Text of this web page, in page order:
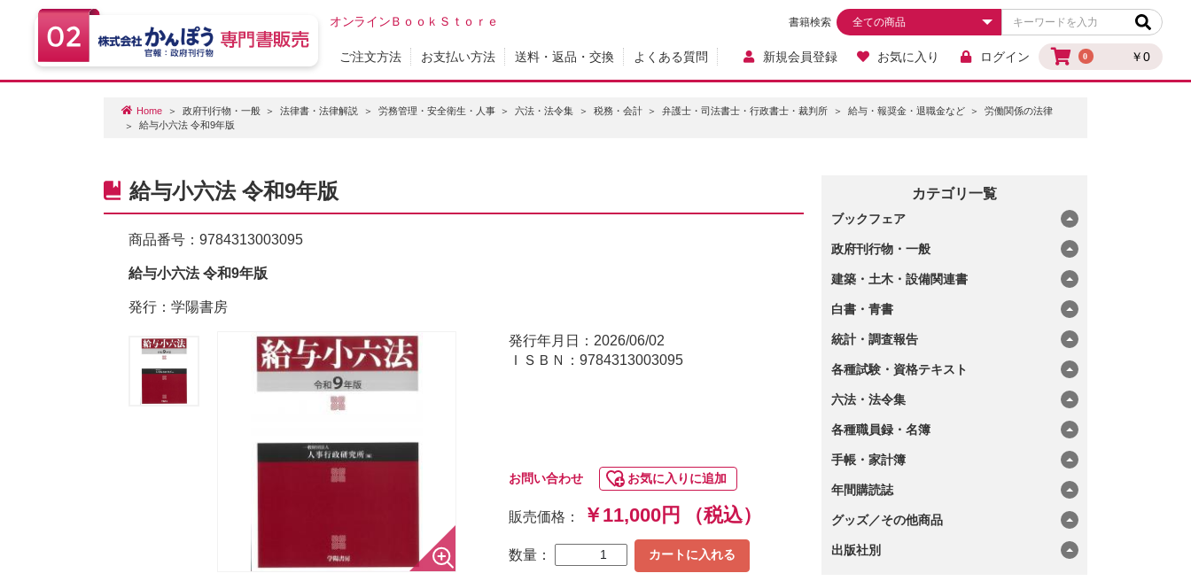
オンラインＢｏｏｋＳｔｏｒｅ
0 ￥0
書籍検索
ご注文方法 お支払い方法 送料・返品・交換 よくある質問 新規会員登録 お気に入り ログイン
Home 政府刊行物・一般 法律書・法律解説 労務管理・安全衛生・人事 六法・法令集 税務・会計 弁護士・司法書士・行政書士・裁判所 給与・報奨金・退職金など
労働関係の法律
給与小六法 令和9年版
カテゴリ一覧
ブックフェア
政府刊行物・一般
建築・土木・設備関連書
白書・青書
統計・調査報告
各種試験・資格テキスト
六法・法令集
各種職員録・名簿
手帳・家計簿
年間購読誌
グッズ／その他商品
出版社別
給与小六法 令和9年版
商品番号： 9784313003095
給与小六法 令和9年版
発行：学陽書房
発行年月日：2026/06/02
ＩＳＢＮ：9784313003095
お問い合わせ お気に入りに追加
販売価格： ￥11,000円 （税込）
数量： カートに入れる